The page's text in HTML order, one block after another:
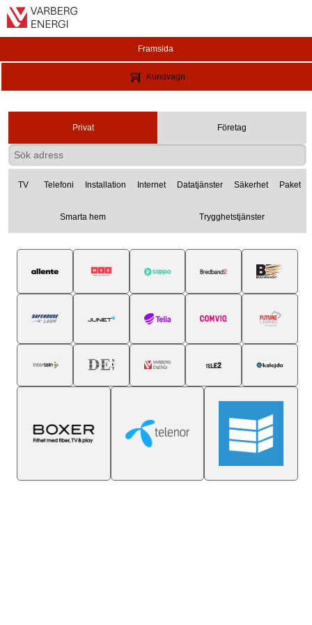
Framsida
Kundvagn
Privat Företag
TV Telefoni Installation Internet Datatjänster Säkerhet Paket
Smarta hem Trygghetstjänster